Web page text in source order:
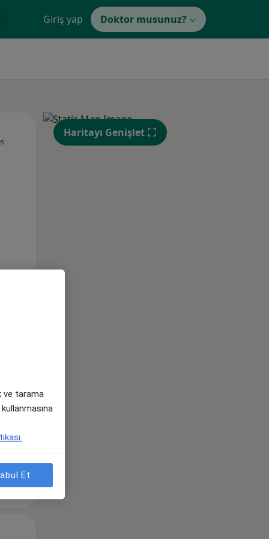
Giriş yap Doktor musunuz?
11 Ağustos
Çar,
12 Ağustos
Per,
13 Ağustos
Haritayı Genişlet
ve tarama
Et